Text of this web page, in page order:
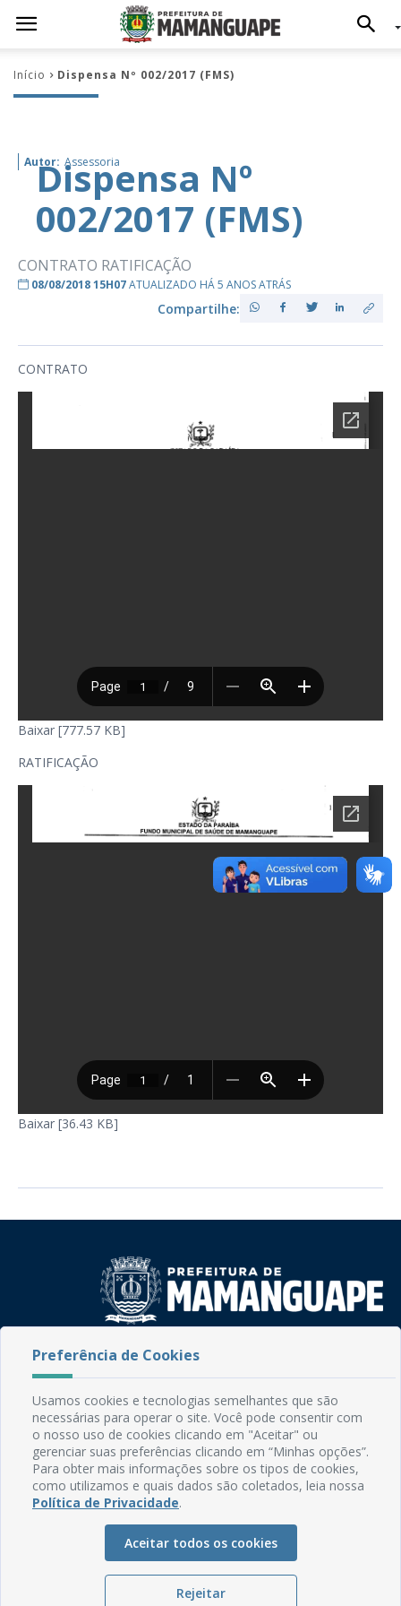
Início Dispensa Nº 002/2017 (FMS)
Autor: Assessoria
Dispensa Nº
002/2017 (FMS)
CONTRATO RATIFICAÇÃO
08/08/2018 15H07ATUALIZADO HÁ 5 ANOS ATRÁS
Compartilhe:
CONTRATO
Baixar [777.57 KB]
RATIFICAÇÃO
Baixar [36.43 KB]
Rua do Imperador, 78, Centro
CEP: 58.280-000 - Mamanguape/PB
Email: comunicacao@mamanguape.pb.gov.br
Expediente: Segunda à Sexta, das 08h às 13h
Mapa do Site
Perguntas frequentes
Manual de Navegação
Glossário
Ouvidoria
Serviços Internos
Preferência de Cookies
Usamos cookies e tecnologias semelhantes que são
necessárias para operar o site. Você pode consentir com
o nosso uso de cookies clicando em "Aceitar" ou
gerenciar suas preferências clicando em “Minhas opções”.
Para obter mais informações sobre os tipos de cookies,
como utilizamos e quais dados são coletados, leia nossa
Política de Privacidade.
Aceitar todos os cookies
Rejeitar